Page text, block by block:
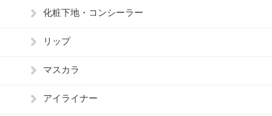
化粧下地・コンシーラー
リップ
マスカラ
アイライナー